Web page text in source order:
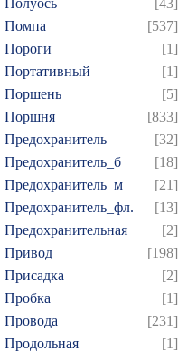
Полуось
[43]
Помпа
[537]
Пороги
[1]
Портативный
[1]
Поршень
[5]
Поршня
[833]
Предохранитель
[32]
Предохранитель_б
[18]
Предохранитель_м
[21]
Предохранитель_фл.
[13]
Предохранительная
[2]
Привод
[198]
Присадка
[2]
Пробка
[1]
Провода
[231]
Продольная
[1]